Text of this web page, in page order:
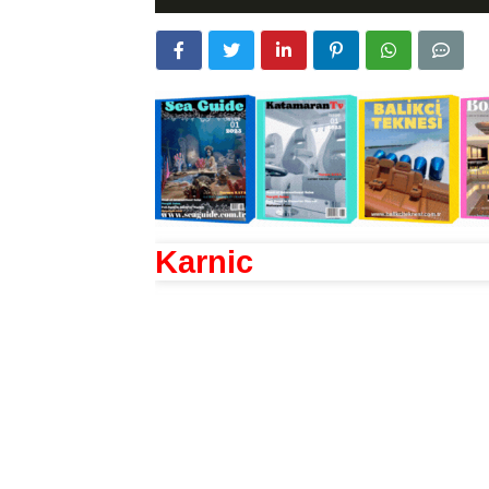
Karnic